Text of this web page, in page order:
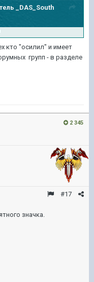
_DAS_South
кто "осилил" и имеет
групп - в разделе
2 345
#17
значка.